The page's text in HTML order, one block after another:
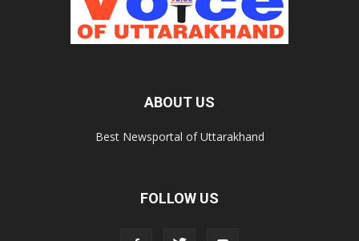
ABOUT US
Best Newsportal of Uttarakhand
FOLLOW US